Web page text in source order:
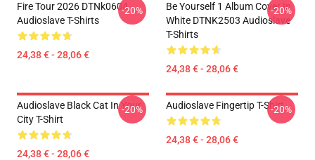
Fire Tour 2026 DTNk0604
Audioslave T-Shirts
24,38 € - 28,06 €
-20%
Be Yourself 1 Album Cover In
White DTNK2503 Audioslave
T-Shirts
24,38 € - 28,06 €
-20%
Audioslave Black Cat In Your
City T-Shirt
24,38 € - 28,06 €
-20% Audioslave Fingertip T-Shirt
24,38 € - 28,06 €
-20%